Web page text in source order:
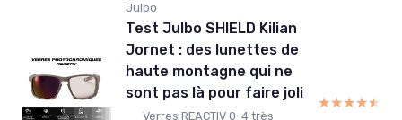
Julbo
Test Julbo SHIELD Kilian
Jornet : des lunettes de
haute montagne qui ne
sont pas là pour faire joli
Verres REACTIV 0-4 très
★★★★★
★★★★★